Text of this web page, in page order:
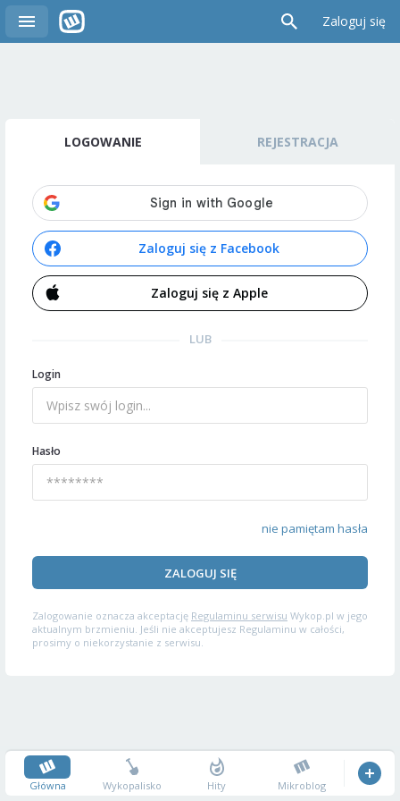
Zaloguj się
LOGOWANIE REJESTRACJA
Zaloguj się z Facebook
Zaloguj się z Apple
LUB
Login
Hasło
nie pamiętam hasła
ZALOGUJ SIĘ
Zalogowanie oznacza akceptację Regulaminu serwisu Wykop.pl w jego
aktualnym brzmieniu. Jeśli nie akceptujesz Regulaminu w całości,
prosimy o niekorzystanie z serwisu.
Główna Wykopalisko Hity Mikroblog